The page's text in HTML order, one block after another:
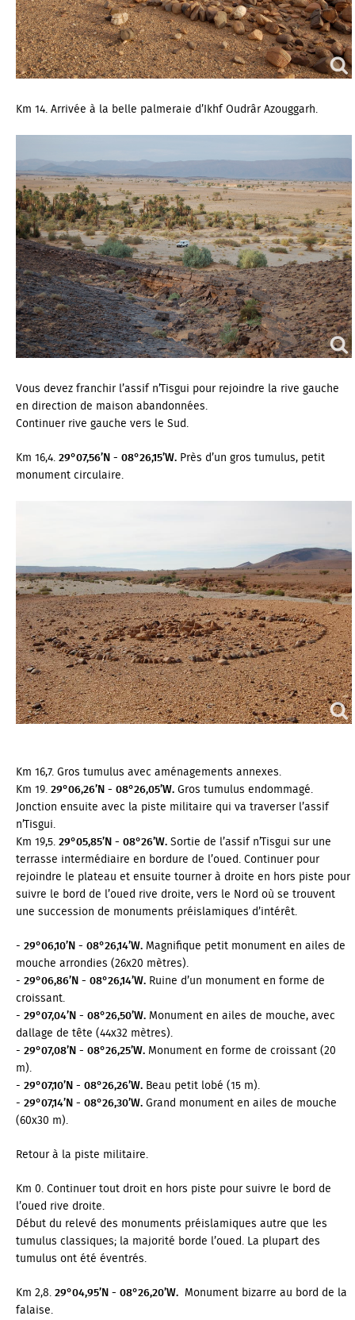
Km 14. Arrivée à la belle palmeraie d’Ikhf Oudrâr Azouggarh.
Vous devez franchir l’assif n’Tisgui pour rejoindre la rive gauche
en direction de maison abandonnées.
Continuer rive gauche vers le Sud.
Km 16,4.29°07,56’N - 08°26,15’W. Près d’un gros tumulus, petit
monument circulaire.
Km 16,7. Gros tumulus avec aménagements annexes.
Km 19.29°06,26’N - 08°26,05’W.Gros tumulus endommagé.
Jonction ensuite avec la piste militaire qui va traverser l’assif
n’Tisgui.
Km 19,5.29°05,85’N - 08°26’W.Sortie de l’assif n’Tisgui sur une
terrasse intermédiaire en bordure de l’oued. Continuer pour
rejoindre le plateau et ensuite tourner à droite en hors piste pour
suivre le bord de l’oued rive droite, vers le Nord où se trouvent
une succession de monuments préislamiques d’intérêt.
- 29°06,10’N - 08°26,14’W. Magnifique petit monument en ailes de
mouche arrondies (26x20 mètres).
- 29°06,86’N - 08°26,14’W. Ruine d’un monument en forme de
croissant.
- 29°07,04’N - 08°26,50’W. Monument en ailes de mouche, avec
dallage de tête (44x32 mètres).
- 29°07,08’N - 08°26,25’W. Monument en forme de croissant (20
m).
- 29°07,10’N - 08°26,26’W. Beau petit lobé (15 m).
- 29°07,14’N - 08°26,30’W.Grand monument en ailes de mouche
(60x30 m).
Retour à la piste militaire.
Km 0. Continuer tout droit en hors piste pour suivre le bord de
l’oued rive droite.
Début du relevé des monuments préislamiques autre que les
tumulus classiques; la majorité borde l’oued. La plupart des
tumulus ont été éventrés.
Km 2,8.29°04,95’N - 08°26,20’W. Monument bizarre au bord de la
falaise.